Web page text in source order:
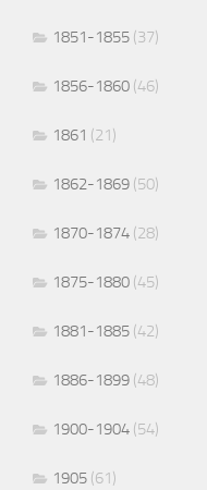
1851-1855 (37)
1856-1860 (46)
1861 (21)
1862-1869 (50)
1870-1874 (28)
1875-1880 (45)
1881-1885 (42)
1886-1899 (48)
1900-1904 (54)
1905 (61)